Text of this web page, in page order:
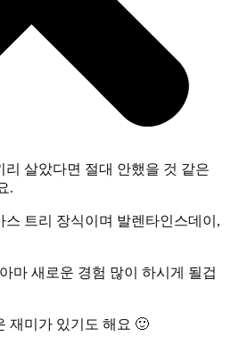
살았다면 절대 안했을 것 같은
.
스 트리 장식이며 발렌타인스데이,
마 새로운 경험 많이 하시게 될겁
재미가 있기도 해요 🙂